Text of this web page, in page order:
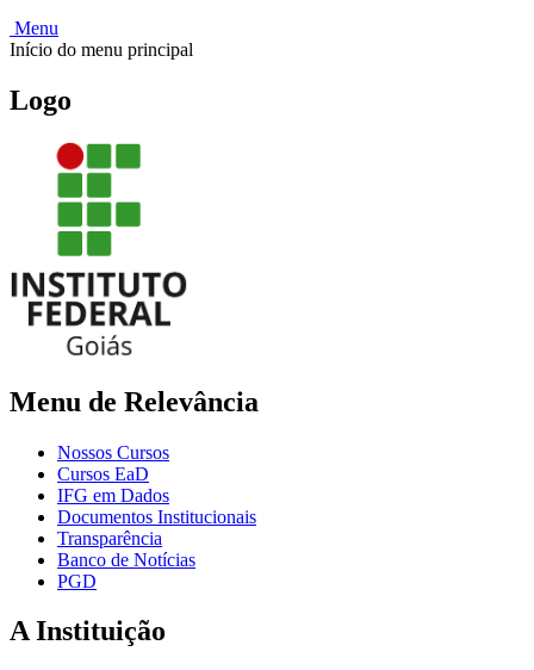
Menu
Início do menu principal
Logo
Menu de Relevância
Nossos Cursos
Cursos EaD
IFG em Dados
Documentos Institucionais
Transparência
Banco de Notícias
PGD
A Instituição